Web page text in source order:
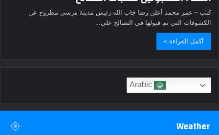
كتب – عمر محمد أعلن رضا جاب الله رئيس مدينة مرسى مطروح عن
الكشوفات التي تم قبولها في التصالح علي…
أكمل القراءة »
Weather